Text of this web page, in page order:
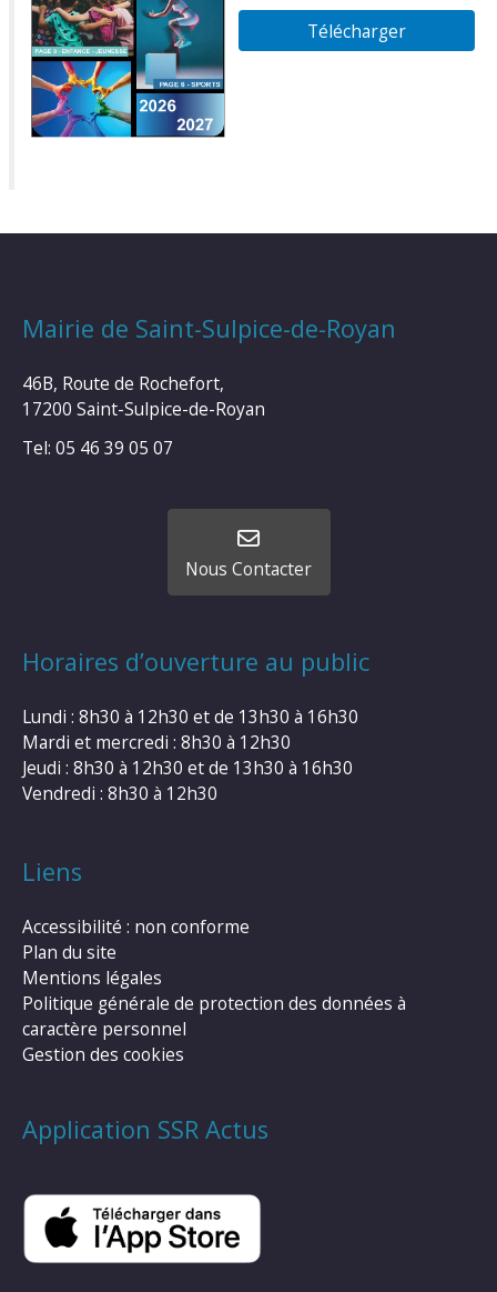
Télécharger
Mairie de Saint-Sulpice-de-Royan
46B, Route de Rochefort,
17200 Saint-Sulpice-de-Royan
Tel: 05 46 39 05 07
Nous Contacter
Horaires d’ouverture au public
Lundi : 8h30 à 12h30 et de 13h30 à 16h30
Mardi et mercredi : 8h30 à 12h30
Jeudi : 8h30 à 12h30 et de 13h30 à 16h30
Vendredi : 8h30 à 12h30
Liens
Accessibilité : non conforme
Plan du site
Mentions légales
Politique générale de protection des données à
caractère personnel
Gestion des cookies
Application SSR Actus